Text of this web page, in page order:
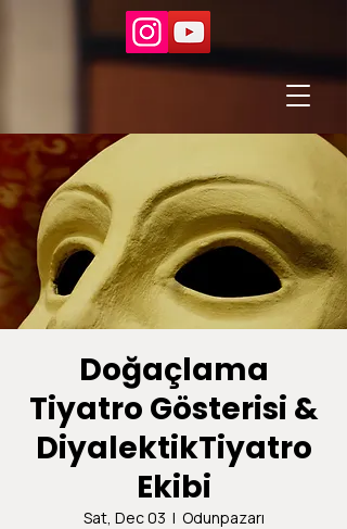
Doğaçlama
Tiyatro Gösterisi &
DiyalektikTiyatro
Ekibi
Sat, Dec 03
  |
Odunpazarı